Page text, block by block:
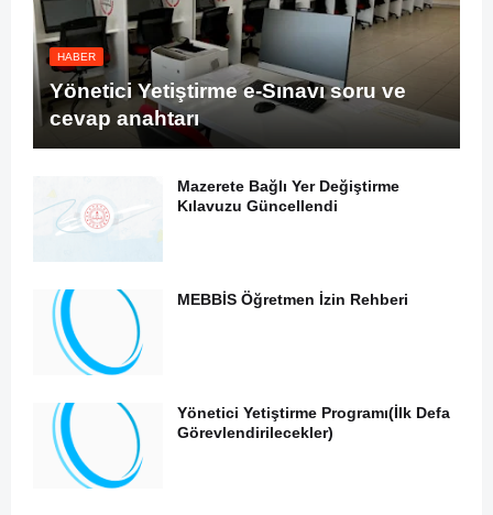
HABER
Yönetici Yetiştirme e-Sınavı soru ve
cevap anahtarı
Mazerete Bağlı Yer Değiştirme
Kılavuzu Güncellendi
MEBBİS Öğretmen İzin Rehberi
Yönetici Yetiştirme Programı(İlk Defa
Görevlendirilecekler)